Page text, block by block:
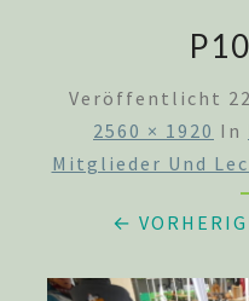
Veröffentlicht
2560 × 1920 In
Mitglieder Und
←